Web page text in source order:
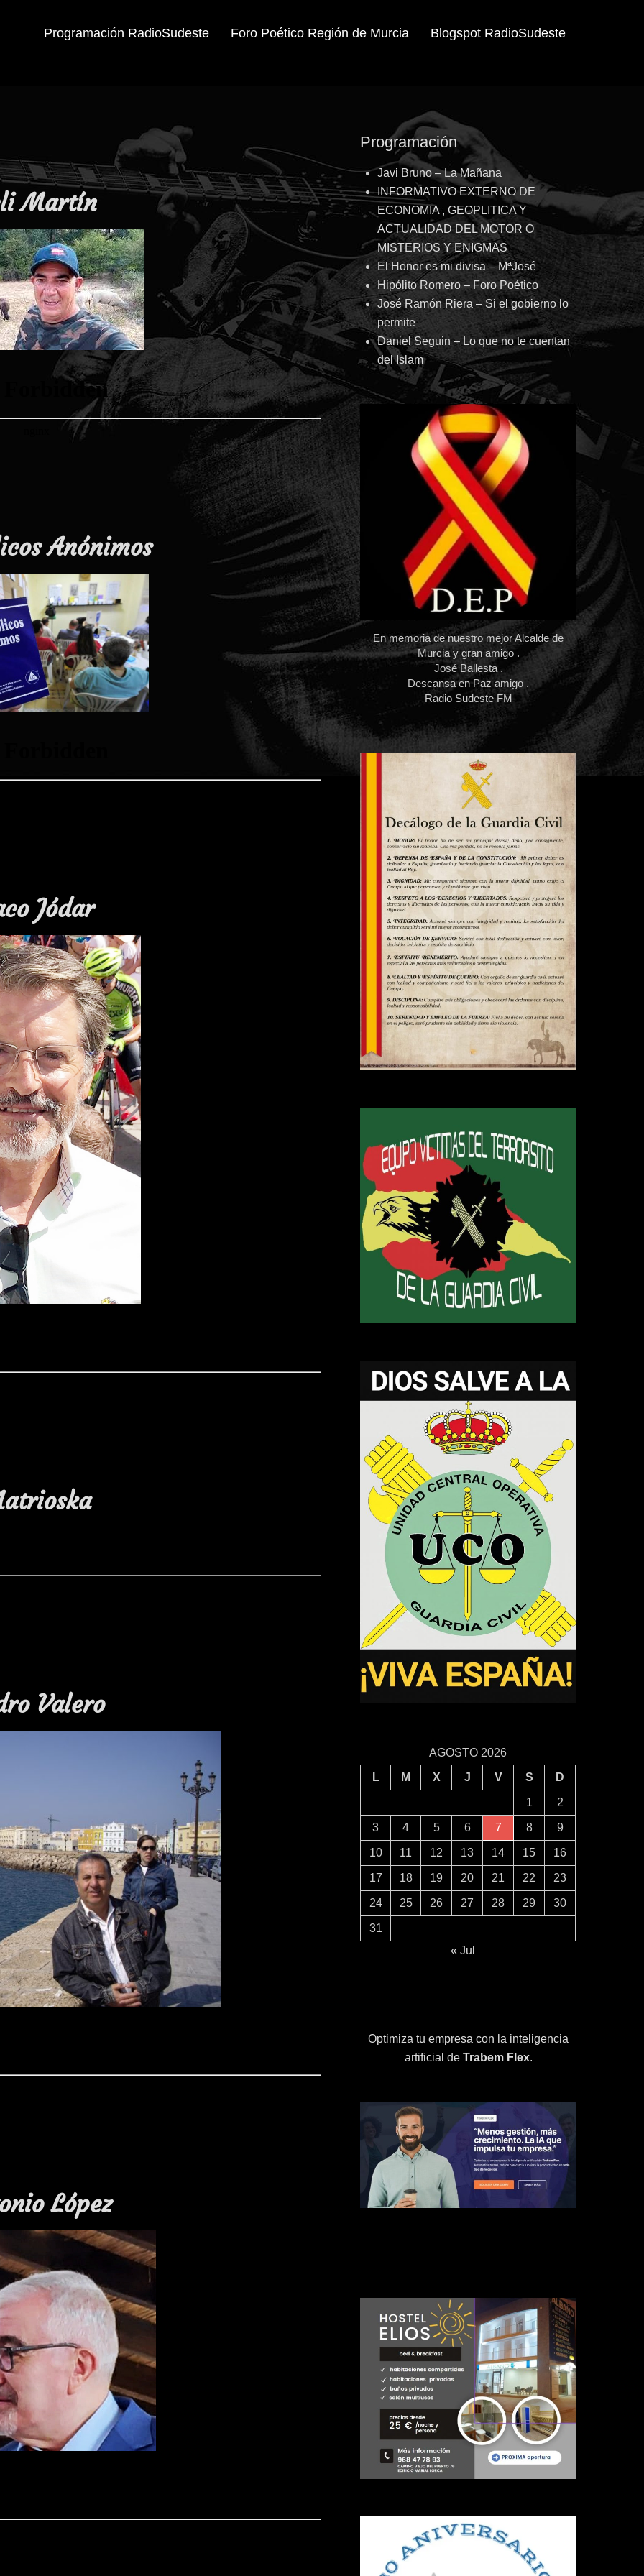
Programación RadioSudeste Foro Poético Región de Murcia Blogspot RadioSudeste
Martín
Anónimos
Jódar
Valero
López
Programación
Javi Bruno – La Mañana
INFORMATIVO EXTERNO DE
ECONOMIA , GEOPLITICA Y
ACTUALIDAD DEL MOTOR O
MISTERIOS Y ENIGMAS
El Honor es mi divisa – MªJosé
Hipólito Romero – Foro Poético
José Ramón Riera – Si el gobierno lo
permite
Daniel Seguin – Lo que no te cuentan
del Islam
En memoria de nuestro mejor Alcalde de
Murcia y gran amigo .
José Ballesta .
Descansa en Paz amigo .
Radio Sudeste FM
AGOSTO 2026
L
M X J V S D
1 2
3 4 5 6 7 8 9
10 11 12 13 14 15 16
17 18 19 20 21 22 23
24 25 26 27 28 29 30
31
« Jul
Optimiza tu empresa con la inteligencia
artificial de Trabem Flex.